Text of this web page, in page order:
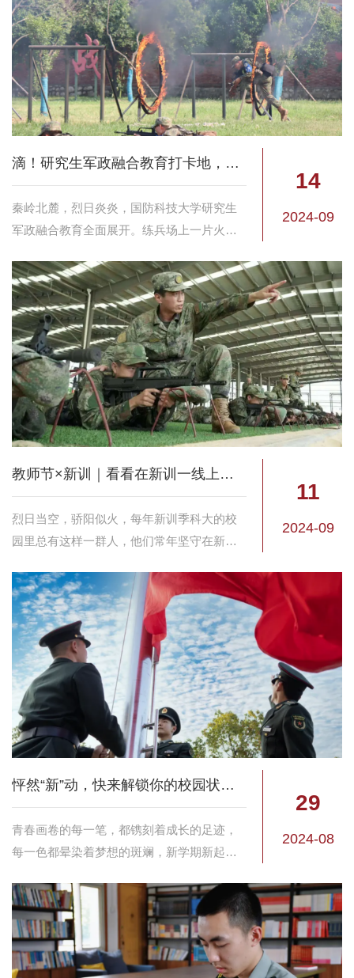
以...
滴！研究生军政融合教育打卡地，你集齐了几个？
秦岭北麓，烈日炎炎，国防科技大学研究生
军政融合教育全面展开。练兵场上一片火
学员在这里挥洒汗水、磨砺意志、练强本
领，校区内处处都充满精彩，处处都是成长
的打卡点。
14
2024-09
教师节×新训｜看看在新训一线上教学的他们！
烈日当空，骄阳似火，每年新训季科大的校
园里总有这样一群人，他们常年坚守在新训
师节这个属于他们的日子里，请跟随镜头，
直击新训现场，看看在新训一线教学的他
们！
11
2024-09
怦然“新”动，快来解锁你的校园状态吧！
青春画卷的每一笔，都镌刻着成长的足迹，
每一色都晕染着梦想的斑斓，新学期新起
29
2024-08